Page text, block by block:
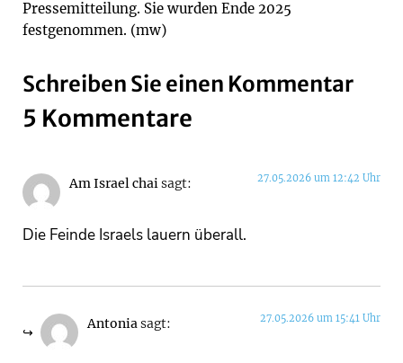
Pressemitteilung. Sie wurden Ende 2025
festgenommen. (mw)
Schreiben Sie einen Kommentar
5 Kommentare
Am Israel chaisagt: 27.05.2026 um 12:42 Uhr
Die Feinde Israels lauern überall.
Antoniasagt: 27.05.2026 um 15:41 Uhr